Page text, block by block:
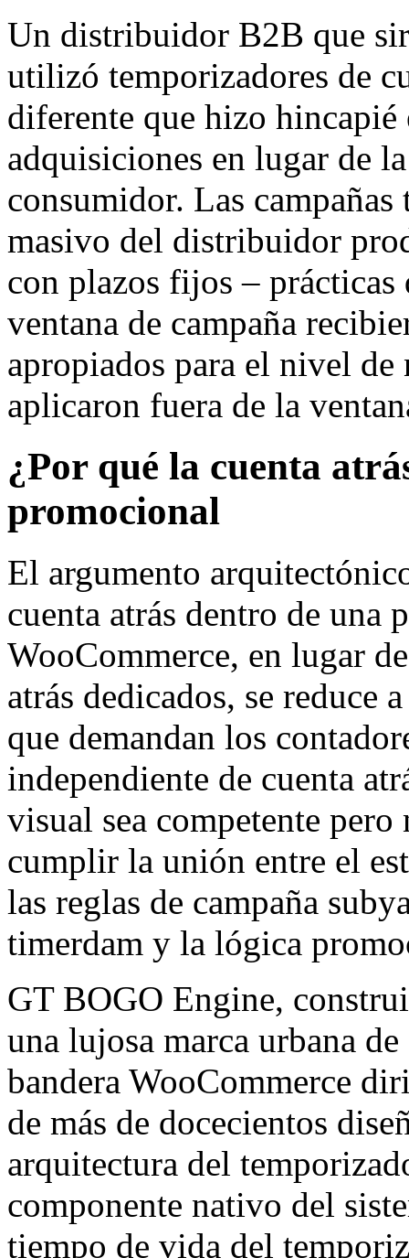
Un distribuidor B2B que
utilizó temporizadores de
diferente que hizo
adquisiciones en lugar de
consumidor. Las
masivo del distribuidor
con plazos fijos –
ventana de campaña
apropiados para el nivel
aplicaron fuera de la
¿Por qué la cuenta
promocional
El argumento
cuenta atrás dentro de una
WooCommerce, en lugar
atrás dedicados, se reduce
que demandan los
independiente de cuenta
visual sea competente
cumplir la unión entre el
las reglas de campaña
timerdam y la lógica
GT BOGO Engine,
una lujosa marca urbana
bandera WooCommerce
de más de docecientos
arquitectura del
componente nativo del
tiempo de vida del